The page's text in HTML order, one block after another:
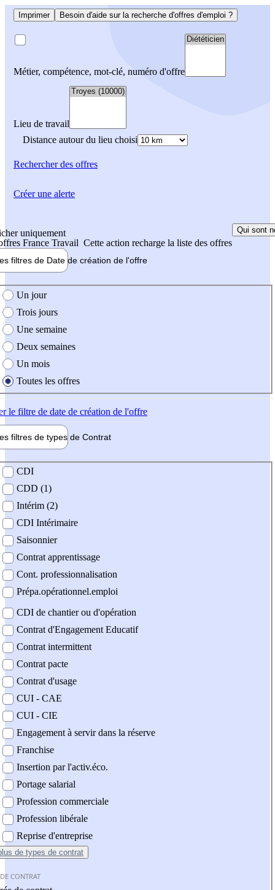
Imprimer Besoin d'aide sur la recherche d'offres d'emploi ?
Métier, compétence, mot-clé, numéro d'offre
Lieu de travail
Distance autour du lieu choisi
Rechercherdes offres
uniquement
France Travail Cette action recharge la liste des offres
Qui sont
filtres de Date de création de l'offre
création de l'offre
Un jour
Trois jours
Une semaine
Deux semaines
Un mois
Toutes les offres
le filtre de date de création de l'offre
filtres de types de Contrat
contrat
CDI
CDD (1)
Intérim (2)
CDI Intérimaire
Saisonnier
Contrat apprentissage
Cont. professionnalisation
Prépa.opérationnel.emploi
CDI de chantier ou d'opération
Contrat d'Engagement Educatif
Contrat intermittent
Contrat pacte
Contrat d'usage
CUI - CAE
CUI - CIE
Engagement à servir dans la réserve
Franchise
Insertion par l'activ.éco.
Portage salarial
Profession commerciale
Profession libérale
Reprise d'entreprise
de types de contrat
CONTRAT
Créer une alerte